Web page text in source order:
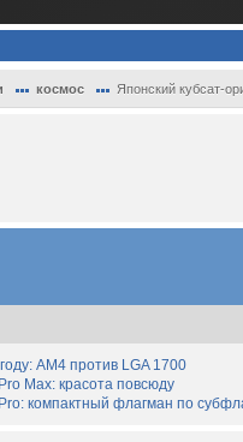
космос Японский кубсат-
AM4 против LGA 1700
Max: красота повсюду
компактный флагман по